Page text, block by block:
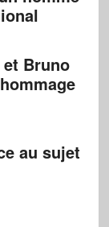
et Bruno
au sujet